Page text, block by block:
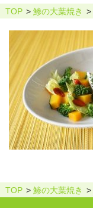
TOP 鯵の大葉焼き
TOP 鯵の大葉焼き